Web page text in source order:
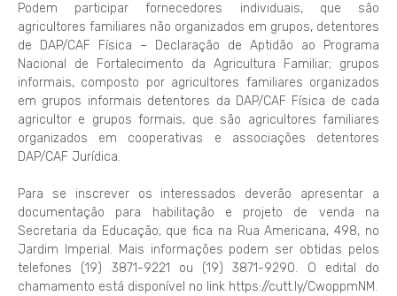
Podem participar fornecedores individuais, que são
agricultores familiares não organizados em grupos, detentores
de DAP/CAF Física – Declaração de Aptidão ao Programa
Nacional de Fortalecimento da Agricultura Familiar; grupos
informais, composto por agricultores familiares organizados
em grupos informais detentores da DAP/CAF Física de cada
agricultor e grupos formais, que são agricultores familiares
organizados em cooperativas e associações detentores
DAP/CAF Jurídica.
Para se inscrever os interessados deverão apresentar a
documentação para habilitação e projeto de venda na
Secretaria da Educação, que fica na Rua Americana, 498, no
Jardim Imperial. Mais informações podem ser obtidas pelos
telefones (19) 3871-9221 ou (19) 3871-9290. O edital do
chamamento está disponível no link https://cutt.ly/CwoppmNM.